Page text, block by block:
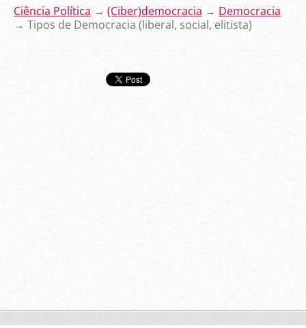
Ciência Política → (Ciber)democracia → Democracia
→ Tipos de Democracia (liberal, social, elitista)